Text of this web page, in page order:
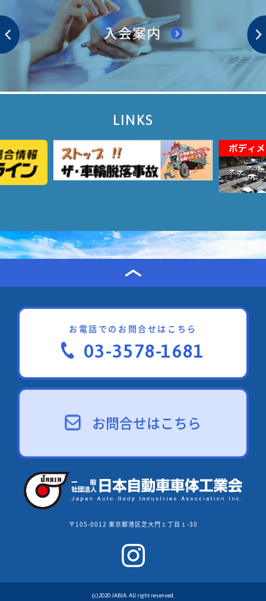
LINKS
お電話でのお問合せはこちら
03-3578-1681
お問合せはこちら
〒105-0012 東京都港区芝大門１丁目１-30
(c)2020 JABIA. All right reserved.